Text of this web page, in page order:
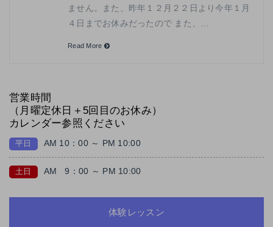
ません。また、昨年１２月２２日より今年１月
４日までお休みだったので また、…
Read More
営業時間
（月曜定休日＋5回目のお休み）
カレンダー参照ください
平日 AM 10：00 ～ PM 10:00
土日 AM 9：00 ～ PM 10:00
体験レッスン